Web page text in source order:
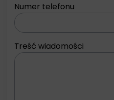
Numer telefonu
Treść wiadomości